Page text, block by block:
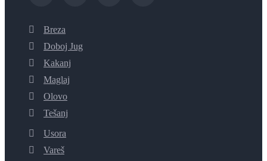
Breza
Doboj Jug
Kakanj
Maglaj
Olovo
Tešanj
Usora
Vareš